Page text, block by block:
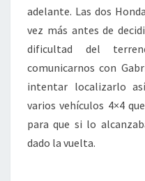
adelante. Las dos
vez más antes de
dificultad del
comunicarnos con
intentar localizarlo
varios vehículos 4×4
para que si lo
dado la vuelta.